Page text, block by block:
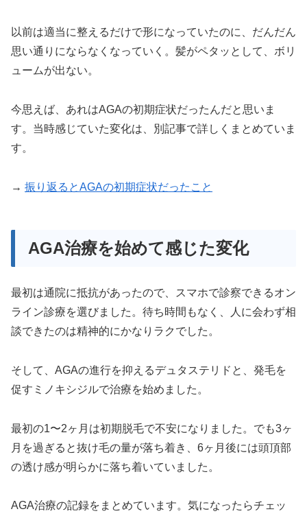
以前は適当に整えるだけで形になっていたのに、だんだん
思い通りにならなくなっていく。髪がペタッとして、ボリ
ュームが出ない。
今思えば、あれはAGAの初期症状だったんだと思いま
す。当時感じていた変化は、別記事で詳しくまとめていま
す。
→ 振り返るとAGAの初期症状だったこと
AGA治療を始めて感じた変化
最初は通院に抵抗があったので、スマホで診察できるオン
ライン診療を選びました。待ち時間もなく、人に会わず相
談できたのは精神的にかなりラクでした。
そして、AGAの進行を抑えるデュタステリドと、発毛を
促すミノキシジルで治療を始めました。
最初の1〜2ヶ月は初期脱毛で不安になりました。でも3ヶ
月を過ぎると抜け毛の量が落ち着き、6ヶ月後には頭頂部
の透け感が明らかに落ち着いていました。
AGA治療の記録をまとめています。気になったらチェッ